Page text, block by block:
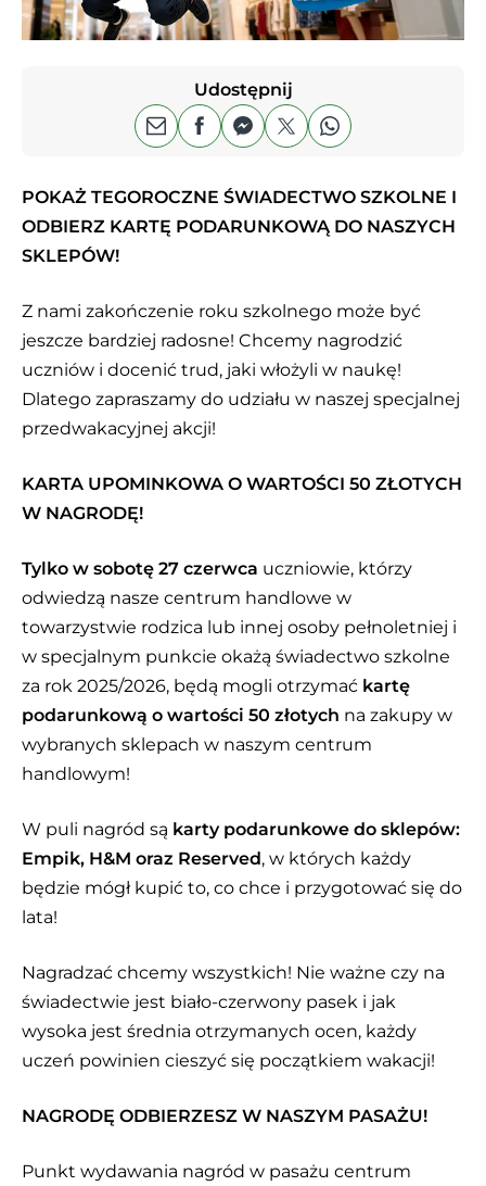
Udostępnij
POKAŻ TEGOROCZNE ŚWIADECTWO SZKOLNE I
ODBIERZ KARTĘ PODARUNKOWĄ DO NASZYCH
SKLEPÓW!
Z nami zakończenie roku szkolnego może być
jeszcze bardziej radosne! Chcemy nagrodzić
uczniów i docenić trud, jaki włożyli w naukę!
Dlatego zapraszamy do udziału w naszej specjalnej
przedwakacyjnej akcji!
KARTA UPOMINKOWA O WARTOŚCI 50 ZŁOTYCH
W NAGRODĘ!
Tylko w sobotę 27 czerwca uczniowie, którzy
odwiedzą nasze centrum handlowe w
towarzystwie rodzica lub innej osoby pełnoletniej i
w specjalnym punkcie okażą świadectwo szkolne
za rok 2025/2026, będą mogli otrzymać kartę
podarunkową o wartości 50 złotych na zakupy w
wybranych sklepach w naszym centrum
handlowym!
W puli nagród są karty podarunkowe do sklepów:
Empik, H&M oraz Reserved, w których każdy
będzie mógł kupić to, co chce i przygotować się do
lata!
Nagradzać chcemy wszystkich! Nie ważne czy na
świadectwie jest biało-czerwony pasek i jak
wysoka jest średnia otrzymanych ocen, każdy
uczeń powinien cieszyć się początkiem wakacji!
NAGRODĘ ODBIERZESZ W NASZYM PASAŻU!
Punkt wydawania nagród w pasażu centrum